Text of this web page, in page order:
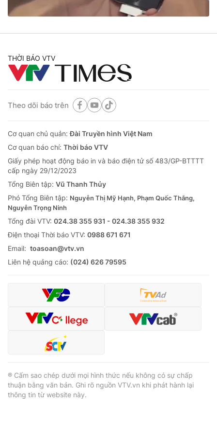
Cơ quan chủ quản:
Đài Truyền hình Việt Nam
Cơ quan báo chí:Thời báo VTV
Giấy phép hoạt động báo in và báo điện tử số 483/GP-BTTTT
Tổng Biên tập:
Phó Tổng Biên tập: Nguyễn Thị Mỹ Hạnh, Phạm Quốc Thắng,
Nguyễn Trọng Ninh
Ðiện thoại Thời báo VTV:024.66 897 897
Liên hệ quảng cáo:024-7300.7108
thông tin từ website này.
THỜI BÁO VTV
Theo dõi báo trên
Cơ quan chủ quản:Đài Truyền hình Việt Nam
Cơ quan báo chí: Thời báo VTV
Giấy phép hoạt động báo in và báo điện tử số 483/GP-BTTTT
cấp ngày 29/12/2023
Tổng Biên tập: Vũ Thanh Thủy
Phó Tổng Biên tập: Nguyễn Thị Mỹ Hạnh, Phạm Quốc Thắng,
Nguyễn Trọng Ninh
Tổng đài VTV: 024.38 355 931 - 024.38 355 932
Ðiện thoại Thời báo VTV: 0988 671 671
Email: toasoan@vtv.vn
Liên hệ quảng cáo: (024) 626 79595
® Cấm sao chép dưới mọi hình thức nếu không có sự chấp
thuận bằng văn bản. Ghi rõ nguồn VTV.vn khi phát hành lại
thông tin từ website này.